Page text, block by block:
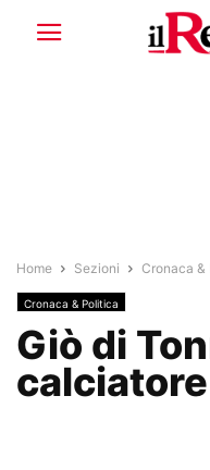
Home Sezioni Cronaca &
Cronaca & Politica
Giò di
calciatore